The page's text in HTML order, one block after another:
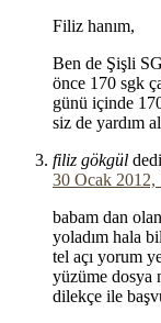
Filiz hanım,
Ben de Şişli
önce 170 sgk
günü içinde
siz de yardım
filiz gökgül
30 Ocak 2012,
babam dan
yoladım hala
tel açı yorum
yüzüme dosya
dilekçe ile